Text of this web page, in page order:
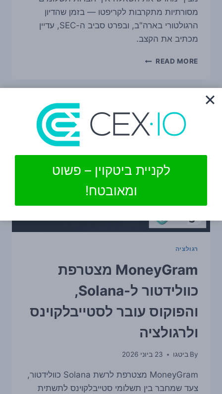
מסורתיות מתקרבות לקריפטו — בזמן שהדיון
הרגולטורי בארה"ב, ובפרט סביב ה-SEC, עדיין
מכתיב את הקצב.
READ MORE
MONEYGRAM
ל-
—
והדיון
סביב
שוב
רגולציה
MoneyGram מצטרפת
כוולידטור ל-Solana,
והפוקוס עובר לסטייבלקוינס
ולרגולציה
By ביטגו 23 ביוני 2026
MoneyGram מצטרפת לרשת Solana כוולידטור,
צעד שמחבר בין תשלומי סטייבלקוינס לתשתית
לקניית ביטקוין – פשוט
ומאובטח!